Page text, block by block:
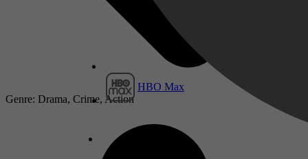
HBO Max
Genre: Drama, Crime, Action